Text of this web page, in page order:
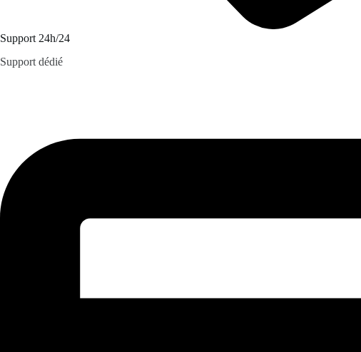
Support 24h/24
Support dédié